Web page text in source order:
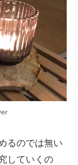
るのでは無い
していくの